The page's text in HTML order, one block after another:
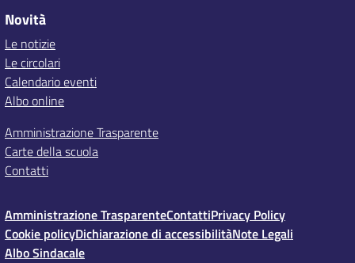
Novità
Le notizie
Le circolari
Calendario eventi
Albo online
Amministrazione Trasparente
Carte della scuola
Contatti
Amministrazione TrasparenteContattiPrivacy Policy
Cookie policyDichiarazione di accessibilitàNote Legali
Albo Sindacale